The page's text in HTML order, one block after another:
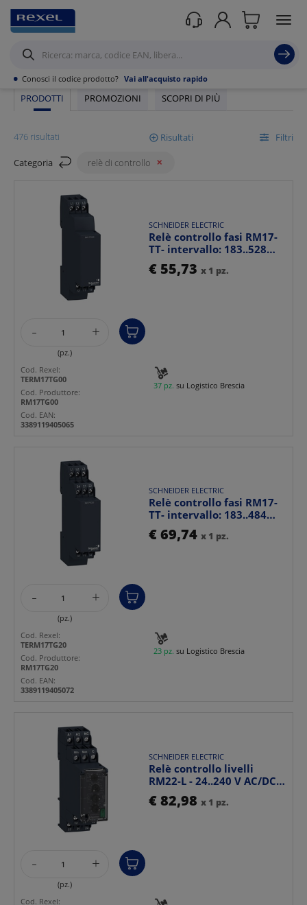
• Conosci il codice prodotto? Vai all'acquisto rapido
Rexel/ Prodotti / Automazione industriale/Comando e Protezione
Relè di controllo
PRODOTTI PROMOZIONI SCOPRI DI PIÙ
476 risultati Risultati Filtri
Mostra
Ordina per
Categoria relè di controllo
SCHNEIDER ELECTRIC
Relè controllo fasi RM17-
TT- intervallo: 183..528
VAC
€ 55,73 x 1 pz.
- +
(pz.)
37 pz. su Logistico Brescia
Cod. Rexel:
TERM17TG00
Cod. Produttore:
RM17TG00
Cod. EAN:
3389119405065
SCHNEIDER ELECTRIC
Relè controllo fasi RM17-
TT- intervallo: 183..484
VAC
€ 69,74 x 1 pz.
- +
(pz.)
23 pz. su Logistico Brescia
Cod. Rexel:
TERM17TG20
Cod. Produttore:
RM17TG20
Cod. EAN:
3389119405072
SCHNEIDER ELECTRIC
Relè controllo livelli
RM22-L - 24..240 V AC/DC -
2 C/O
€ 82,98 x 1 pz.
- +
(pz.)
Cod. Rexel: